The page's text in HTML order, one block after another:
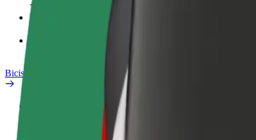
Productos
Bolt Food para empresas
Bicis
Informar de un problema